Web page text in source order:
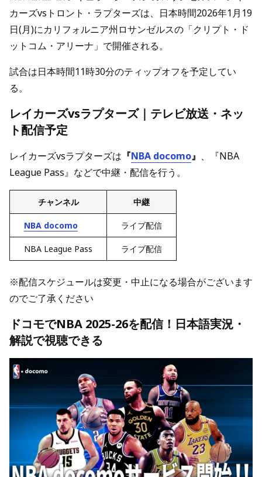
カーズvsトロント・ラプターズは、日本時間2026年1月19
日(月)にカリフォルニア州ロサンゼルスの「クリプト・ド
ットコム・アリーナ」で開催される。
試合は日本時間11時30分のティップオフを予定してい
る。
レイカーズvsラプターズ｜テレビ放送・ネッ
ト配信予定
レイカーズvsラプターズは 『NBA docomo』 、『NBA
League Pass』などで中継・配信を行う。
チャンネル 中継
NBA docomo ライブ配信
NBA League Pass ライブ配信
※配信スケジュールは変更・中止になる場合がございます
のでご了承ください
ドコモでNBA 2025-26を配信！日本語実況・
解説で視聴できる